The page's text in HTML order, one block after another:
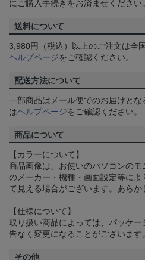
にご購入手続きをお済ませください。
送料について
3,980円（税込）以上のご注文は全
ヘルプページをご確認ください。
配送方法について
一部商品はメール便でのお届けとな
はヘルプページをご確認ください。
商品について
【カラーについて】
商品画像は、お使いのパソコンの
のメーカー・機種・画面設定等に
て見える場合がございます。あらか
【仕様について】
取り扱い商品によっては、パッケ
告なく変更になることがございます。
その他